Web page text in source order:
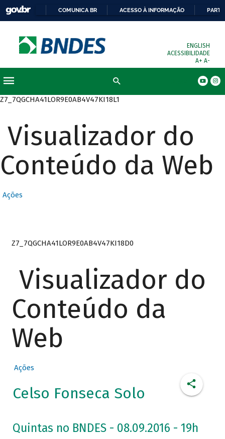
COMUNICA BR ACESSO À INFORMAÇÃO
ENGLISH
ACESSIBILIDADE
A+ A-
Z7_7QGCHA41LOR9E0AB4V47KI18L1
Visualizador do
Conteúdo da Web
Ações
Z7_7QGCHA41LOR9E0AB4V47KI18D0
Visualizador do
Conteúdo da
Web
Ações
Celso Fonseca Solo
Quintas no BNDES - 08.09.2016 - 19h